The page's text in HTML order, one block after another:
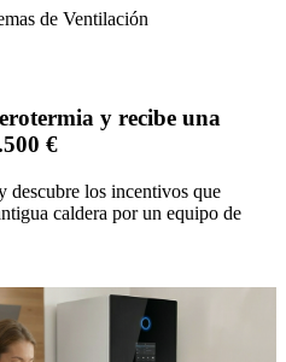
de Ventilación
y recibe una
€
descubre los incentivos que
caldera por un equipo de